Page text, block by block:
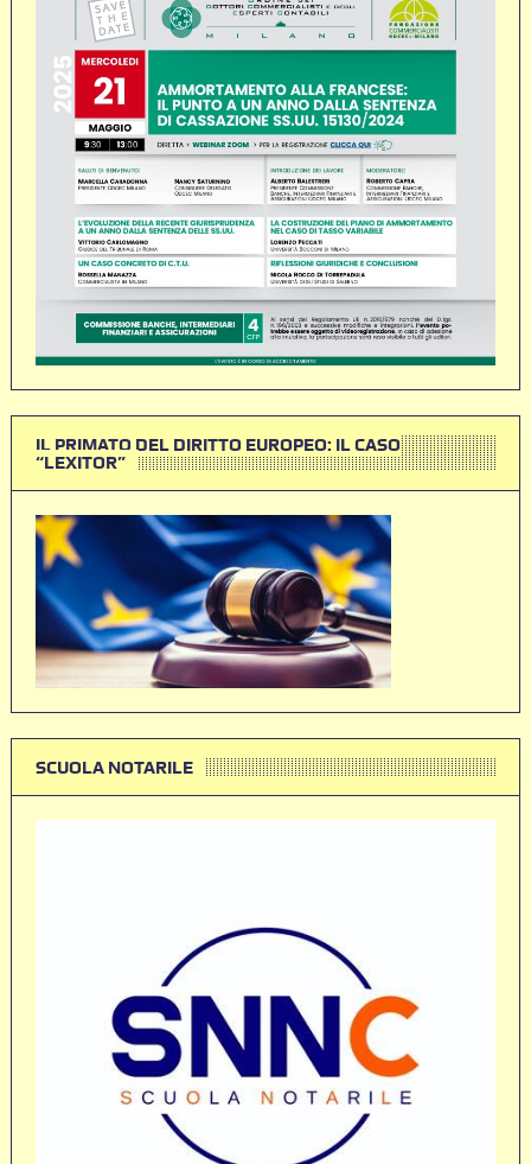
IL PRIMATO DEL DIRITTO EUROPEO: IL CASO
“LEXITOR”
SCUOLA NOTARILE